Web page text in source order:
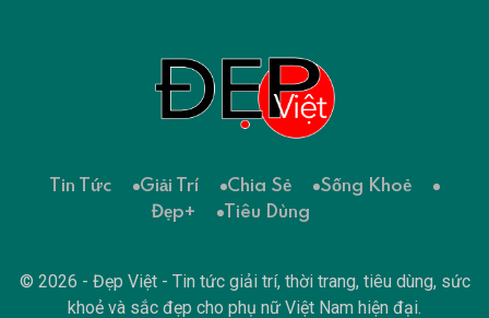
Tin Tức Giải Trí Chia Sẻ
Sống Khoẻ
Đẹp+
Tiêu Dùng
© 2026 - Đẹp Việt - Tin tức giải trí, thời trang, tiêu dùng, sức
khoẻ và sắc đẹp cho phụ nữ Việt Nam hiện đại.